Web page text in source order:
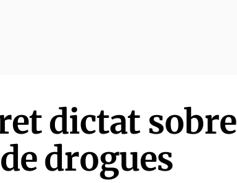
dictat sobre
drogues